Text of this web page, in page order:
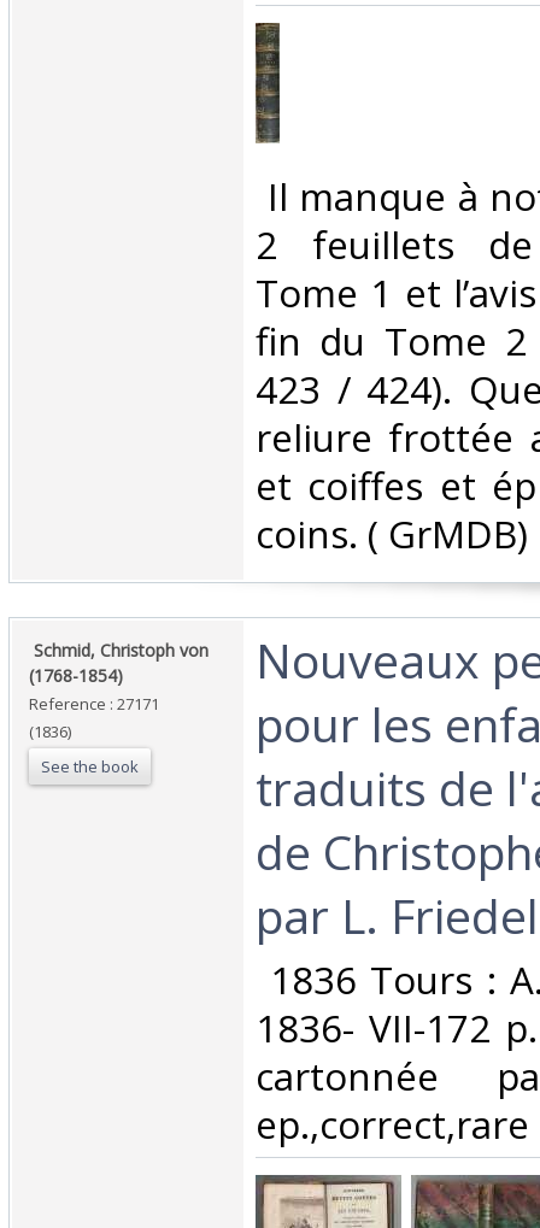
Il manque à
2 feuillets
Tome 1 et
fin du Tome 2
423 / 424).
reliure frottée
et coiffes et
coins. ( GrMDB) ‎
‎ Schmid, Christoph von
(1768-1854) ‎
Reference : 27171
(1836)
See the book
‎Nouveaux
pour les
traduits de
de
par L. Friedel‎
1836 Tours :
1836- VII-172
cartonnée
ep.,correct,rare‎